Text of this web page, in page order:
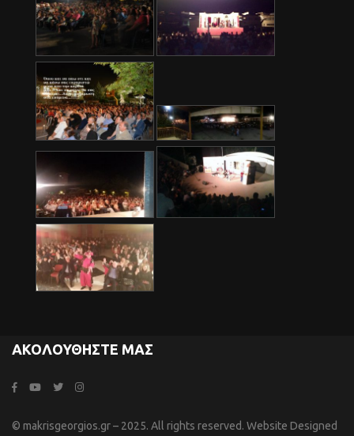
ΑΚΟΛΟΥΘΉΣΤΕ ΜΑΣ
© makrisgeorgios.gr – 2025. All rights reserved. Website Designed